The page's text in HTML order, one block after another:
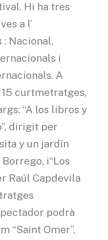
Hi ha tres
a l’
Nacional,
i
A
curtmetratges,
“A los libros y
dirigit per
y un jardín
Borrego, i“Los
Raúl Capdevila
podrà
“Saint Omer”,